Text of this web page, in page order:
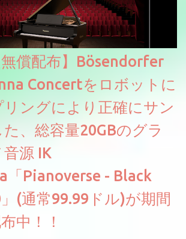
無償配布】Bösendorfer
Concertをロボットに
ングにより正確にサン
、総容量20GBのグラ
源 IK
Pianoverse - Black
(通常99.99ドル)が期間
中！！